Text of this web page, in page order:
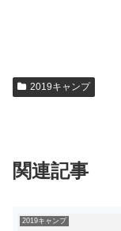
2019キャンプ
関連記事
2019キャンプ